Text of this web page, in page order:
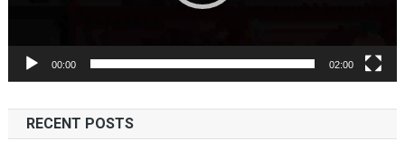
00:00 02:00
RECENT POSTS